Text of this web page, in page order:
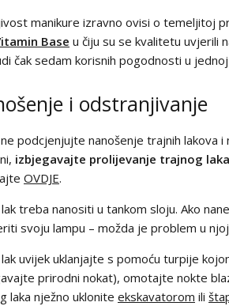
New York City
Chocolate Box
Romantic Sunset
Paradise Dream
Ocean Drive
Pure Beauty
Cupcake
manikure izravno ovisi o temeljitoj
Base u čiju su se kvalitetu uvjerili
čak sedam korisnih pogodnosti u jednoj
i odstranjivanje
podcjenjujte nanošenje trajnih lakova
izbjegavajte prolijevanje trajnog
OVDJE.
treba nanositi u tankom sloju. Ako
svoju lampu – možda je problem u
uvijek uklanjajte s pomoću turpije
prirodni nokat), omotajte nokte
laka nježno uklonite ekskavatorom ili